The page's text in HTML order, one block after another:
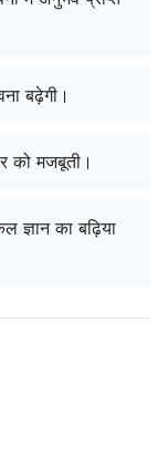
बढ़ेगी।
को मजबूती।
ज्ञान का बढ़िया